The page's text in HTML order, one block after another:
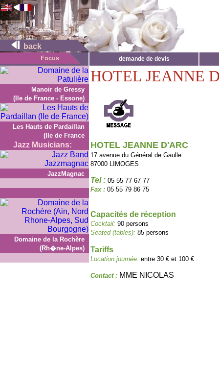
back
demande de devis
Manoir de Gressy
(Ile de France - Essone)
Les Hauts de Pardaillan
(Ile de France
Jazz Musicians:
JazzMagnac
Domaine de la Rochère
(Rh�ne-Alpes)
HOTEL JEANNE
HOTEL JEANNE D'ARC
17 avenue du Général de Gaulle
87000 LIMOGES
Tel : 05 55 77 67 77
Fax : 05 55 79 86 75
Capacités de réception
Cocktail: 90 persons
Seated (tables): 85 persons
Tariffs
Location journée: entre 30 € et 100 €
Contact : MME NICOLAS